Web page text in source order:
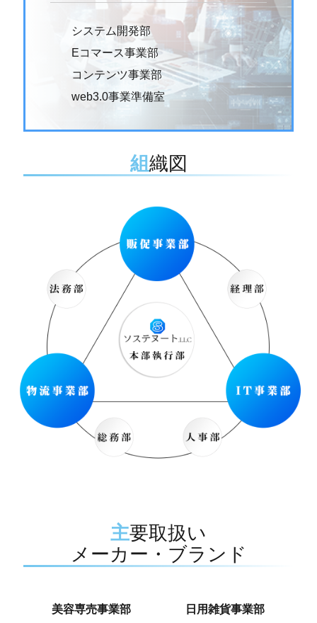
システム開発部
Eコマース事業部
コンテンツ事業部
web3.0事業準備室
組織図
主要取扱い
メーカー・ブランド
美容専売事業部 日用雑貨事業部